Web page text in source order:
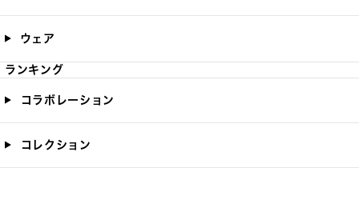
ウェア
ランキング
コラボレーション
コレクション